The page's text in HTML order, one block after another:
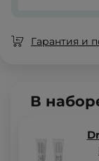
Гарантия и
В